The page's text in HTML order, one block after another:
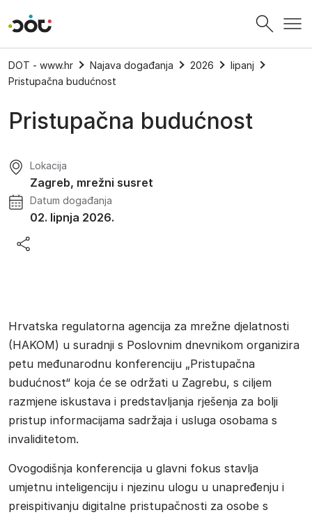
Povratak na naslovnicu
DOT - www.hr Najava događanja 2026
lipanj
Pristupačna budućnost
Pristupačna budućnost
Lokacija
Zagreb, mrežni susret
Datum događanja
02. lipnja 2026.
Hrvatska regulatorna agencija za mrežne djelatnosti
(HAKOM) u suradnji s Poslovnim dnevnikom organizira
petu međunarodnu konferenciju „Pristupačna
budućnost“ koja će se održati u Zagrebu, s ciljem
razmjene iskustava i predstavljanja rješenja za bolji
pristup informacijama sadržaja i usluga osobama s
invaliditetom.
Ovogodišnja konferencija u glavni fokus stavlja
umjetnu inteligenciju i njezinu ulogu u unapređenju i
preispitivanju digitalne pristupačnosti za osobe s